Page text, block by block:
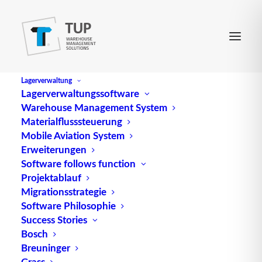
Lagerverwaltung
Lagerverwaltungssoftware
Warehouse Management System
Materialflusssteuerung
Mobile Aviation System
Erweiterungen
Software follows function
Projektablauf
Migrationsstrategie
Software Philosophie
Success Stories
Bosch
Breuninger
ABC-Analyse